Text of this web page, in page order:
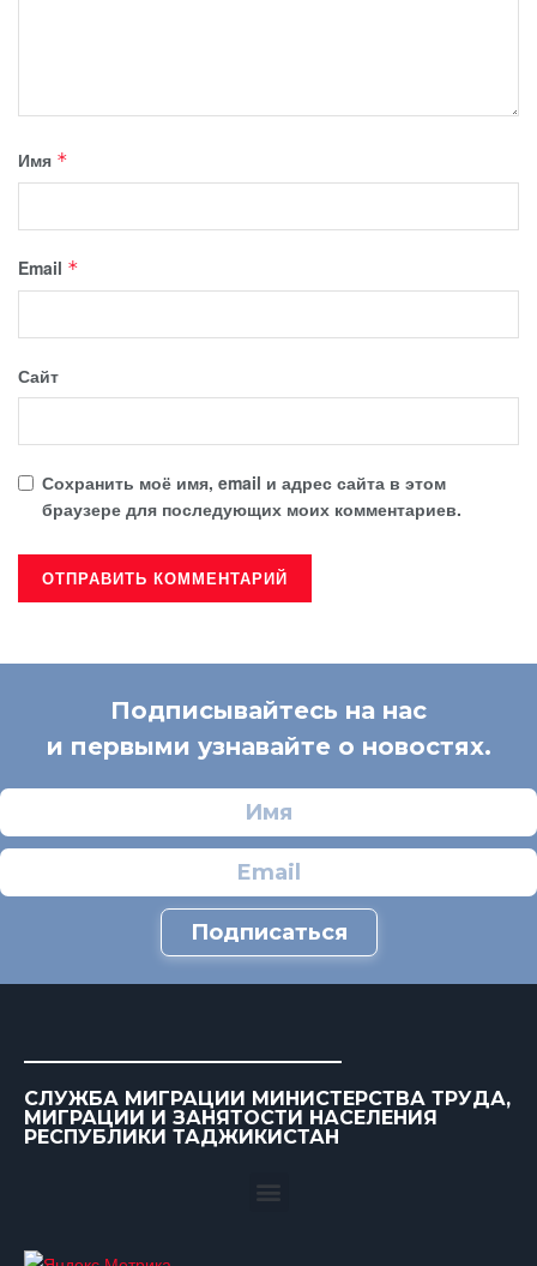
Имя *
Email *
Сайт
Сохранить моё имя, email и адрес сайта в этом
браузере для последующих моих комментариев.
Подписывайтесь на нас
и первыми узнавайте о новостях.
Подписаться
СЛУЖБА МИГРАЦИИ МИНИСТЕРСТВА ТРУДА,
МИГРАЦИИ И ЗАНЯТОСТИ НАСЕЛЕНИЯ
РЕСПУБЛИКИ ТАДЖИКИСТАН